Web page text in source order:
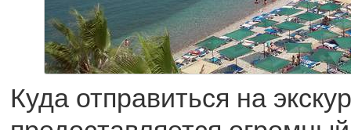
Куда отправиться на